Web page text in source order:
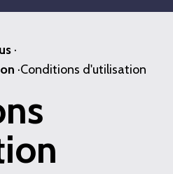
·
·Conditions d'utilisation